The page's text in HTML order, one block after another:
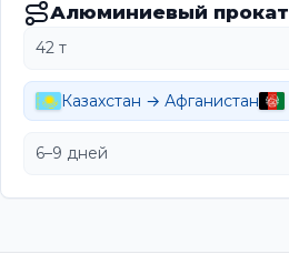
Алюминиевый прокат
42 т
Казахстан → Афганистан
6–9 дней